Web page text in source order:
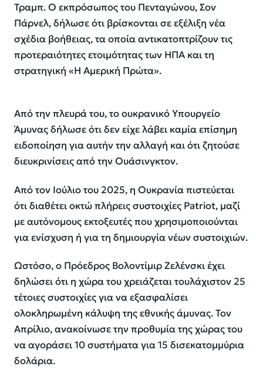
Τραμπ. Ο εκπρόσωπος του Πενταγώνου, Σον
Πάρνελ, δήλωσε ότι βρίσκονται σε εξέλιξη νέα
σχέδια βοήθειας, τα οποία αντικατοπτρίζουν τις
προτεραιότητες ετοιμότητας των ΗΠΑ και τη
στρατηγική «Η Αμερική Πρώτα».
Από την πλευρά του, το ουκρανικό Υπουργείο
Άμυνας δήλωσε ότι δεν είχε λάβει καμία επίσημη
ειδοποίηση για αυτήν την αλλαγή και ότι ζητούσε
διευκρινίσεις από την Ουάσινγκτον.
Από τον Ιούλιο του 2025, η Ουκρανία πιστεύεται
ότι διαθέτει οκτώ πλήρεις συστοιχίες Patriot, μαζί
με αυτόνομους εκτοξευτές που χρησιμοποιούνται
για ενίσχυση ή για τη δημιουργία νέων συστοιχιών.
Ωστόσο, ο Πρόεδρος Βολοντίμιρ Ζελένσκι έχει
δηλώσει ότι η χώρα του χρειάζεται τουλάχιστον 25
τέτοιες συστοιχίες για να εξασφαλίσει
ολοκληρωμένη κάλυψη της εθνικής άμυνας. Τον
Απρίλιο, ανακοίνωσε την προθυμία της χώρας του
να αγοράσει 10 συστήματα για 15 δισεκατομμύρια
δολάρια.